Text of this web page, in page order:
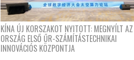
KÍNA ÚJ KORSZAKOT NYITOTT: MEGNYÍLT AZ
ORSZÁG ELSŐ ŰR-SZÁMÍTÁSTECHNIKAI
INNOVÁCIÓS KÖZPONTJA